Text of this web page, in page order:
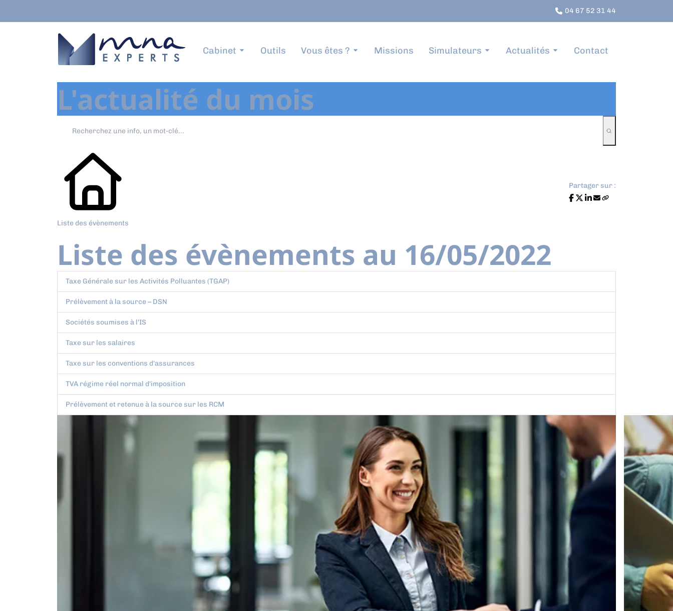
04 67 52 31 44
Cabinet Outils Vous êtes ? Missions Simulateurs Actualités Contact
L'actualité du mois
Liste des évènements
Partager sur :
Liste des évènements au 16/05/2022
Taxe Générale sur les Activités Polluantes (TGAP)
Prélèvement à la source – DSN
Sociétés soumises à l'IS
Taxe sur les salaires
Taxe sur les conventions d'assurances
TVA régime réel normal d'imposition
Prélèvement et retenue à la source sur les RCM